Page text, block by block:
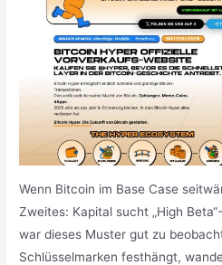
Wenn Bitcoin im Base Case
Zweites: Kapital sucht „High
war dieses Muster gut zu
Schlüsselmarken festhängt,